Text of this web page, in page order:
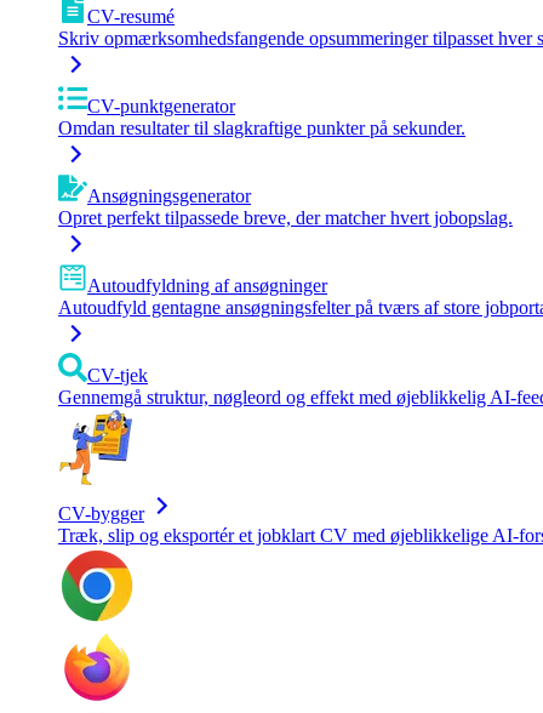
CV-resumé
Skriv opmærksomhedsfangende opsummeringer tilpasset hver
CV-punktgenerator
Omdan resultater til slagkraftige punkter på sekunder.
Ansøgningsgenerator
Opret perfekt tilpassede breve, der matcher hvert jobopslag.
Autoudfyldning af ansøgninger
Autoudfyld gentagne ansøgningsfelter på tværs af store
CV-tjek
Gennemgå struktur, nøgleord og effekt med øjeblikkelig AI-
CV-bygger
Træk, slip og eksportér et jobklart CV med øjeblikkelige AI-